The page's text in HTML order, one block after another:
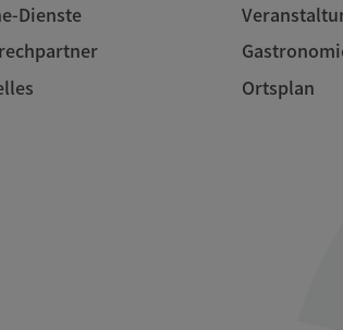
Dienste
Ortsplan